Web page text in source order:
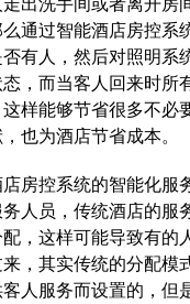
通过智能酒店房控系
有人，然后对照明系
，而当客人回来时所
样能够节省很多不必
也为酒店节省成本。
控系统的智能化服
人员，传统酒店的服
，这样可能导致有的
，其实传统的分配模
人服务而设置的，但